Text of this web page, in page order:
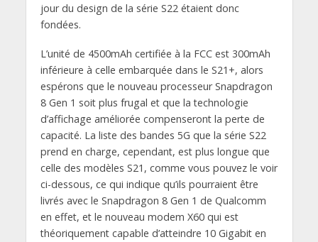
jour du design de la série S22 étaient donc
fondées.
L’unité de 4500mAh certifiée à la FCC est 300mAh
inférieure à celle embarquée dans le S21+, alors
espérons que le nouveau processeur Snapdragon
8 Gen 1 soit plus frugal et que la technologie
d’affichage améliorée compenseront la perte de
capacité. La liste des bandes 5G que la série S22
prend en charge, cependant, est plus longue que
celle des modèles S21, comme vous pouvez le voir
ci-dessous, ce qui indique qu’ils pourraient être
livrés avec le Snapdragon 8 Gen 1 de Qualcomm
en effet, et le nouveau modem X60 qui est
théoriquement capable d’atteindre 10 Gigabit en